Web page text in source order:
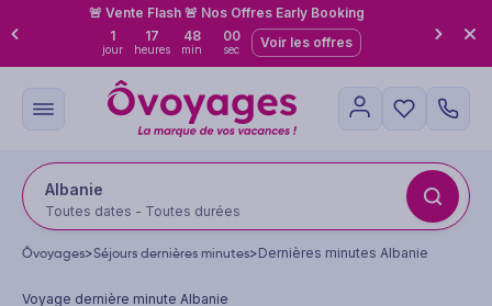
🚨 Vente Flash 🚨 Nos Offres Early Booking
1
jour
17
heures
47
min
59
sec Voir les offres
Albanie
Toutes dates - Toutes durées
Ôvoyages>Séjours dernières minutes>Dernières minutes Albanie
Voyage dernière minute Albanie